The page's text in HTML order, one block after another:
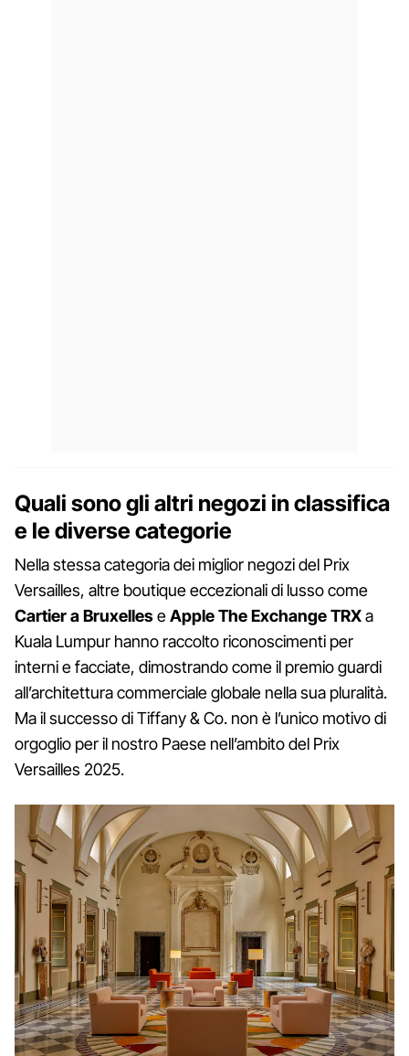
Quali sono gli altri negozi in classifica
e le diverse categorie
Nella stessa categoria dei miglior negozi del Prix
Versailles, altre boutique eccezionali di lusso come
Cartier a BruxelleseApple The Exchange TRXa
Kuala Lumpur hanno raccolto riconoscimenti per
interni e facciate, dimostrando come il premio guardi
all’architettura commerciale globale nella sua pluralità.
Ma il successo di Tiffany & Co. non è l’unico motivo di
orgoglio per il nostro Paese nell’ambito del Prix
Versailles 2025.